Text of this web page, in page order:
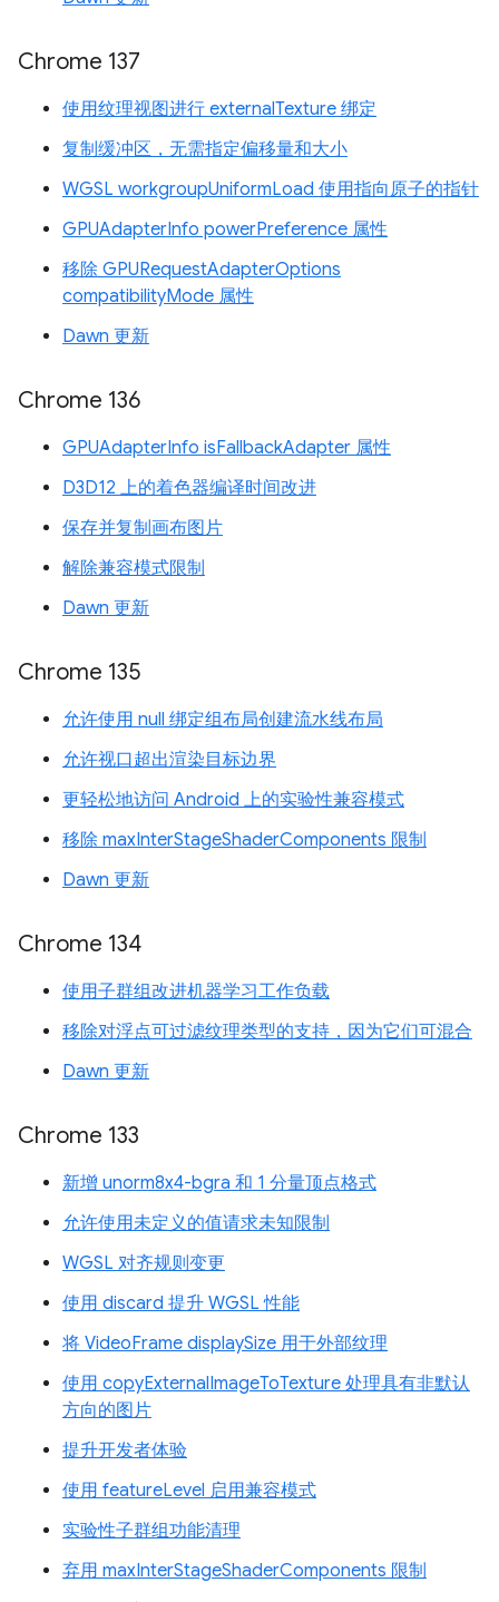
Chrome 137
使用纹理视图进行 externalTexture 绑定
复制缓冲区，无需指定偏移量和大小
WGSL workgroupUniformLoad 使用指向原子的指针
GPUAdapterInfo powerPreference 属性
移除 GPURequestAdapterOptions
compatibilityMode 属性
Dawn 更新
Chrome 136
GPUAdapterInfo isFallbackAdapter 属性
D3D12 上的着色器编译时间改进
保存并复制画布图片
解除兼容模式限制
Dawn 更新
Chrome 135
允许使用 null 绑定组布局创建流水线布局
允许视口超出渲染目标边界
更轻松地访问 Android 上的实验性兼容模式
移除 maxInterStageShaderComponents 限制
Dawn 更新
Chrome 134
使用子群组改进机器学习工作负载
移除对浮点可过滤纹理类型的支持，因为它们可混合
Dawn 更新
Chrome 133
新增 unorm8x4-bgra 和 1 分量顶点格式
允许使用未定义的值请求未知限制
WGSL 对齐规则变更
使用 discard 提升 WGSL 性能
将 VideoFrame displaySize 用于外部纹理
使用 copyExternalImageToTexture 处理具有非默认
方向的图片
提升开发者体验
使用 featureLevel 启用兼容模式
实验性子群组功能清理
弃用 maxInterStageShaderComponents 限制